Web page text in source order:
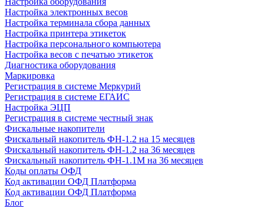
Настройка электронных весов
Настройка терминала сбора данных
Настройка принтера этикеток
Настройка персонального компьютера
Настройка весов с печатью этикеток
Диагностика оборудования
Маркировка
Регистрация в системе Меркурий
Регистрация в системе ЕГАИС
Настройка ЭЦП
Регистрация в системе честный знак
Фискальные накопители
Фискальный накопитель ФН-1.2 на 15 месяцев
Фискальный накопитель ФН-1.2 на 36 месяцев
Фискальный накопитель ФН-1.1М на 36 месяцев
Коды оплаты ОФД
Код активации ОФД Платформа
Код активации ОФД Платформа
Блог